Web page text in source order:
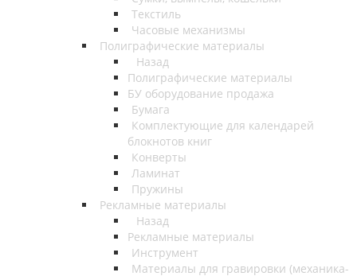
Текстиль
Часовые механизмы
Полиграфические материалы
Назад
Полиграфические материалы
БУ оборудование продажа
Бумага
Комплектующие для календарей
блокнотов книг
Конверты
Ламинат
Пружины
Рекламные материалы
Назад
Рекламные материалы
Инструмент
Материалы для гравировки (механика-